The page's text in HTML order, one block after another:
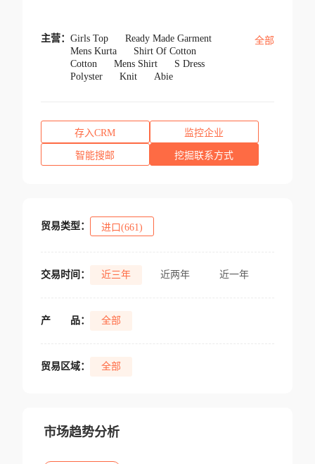
主营： Girls Top
Ready Made Garment
Mens Kurta
Shirt Of Cotton
Cotton
Mens Shirt
S Dress
Polyster
Knit Abie
全部
存入CRM 监控企业
智能搜邮 挖掘联系方式
贸易类型： 进口(661)
交易时间： 近三年 近两年 近一年
产 品： 全部
贸易区域： 全部
市场趋势分析